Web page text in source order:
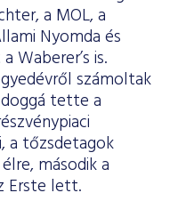
a MOL, a
Nyomda és
Waberer’s is.
számoltak
tette a
a tőzsdetagok
második a
Erste lett.